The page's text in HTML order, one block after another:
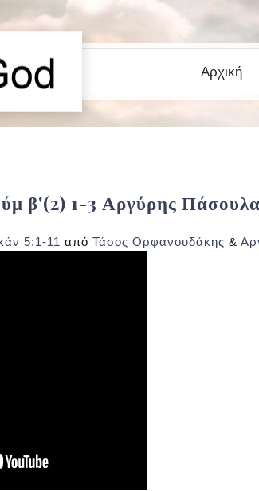
Αρχική
β'(2) 1-3 Αργύρης
5:1-11 από Τάσος Ορφανουδάκης &